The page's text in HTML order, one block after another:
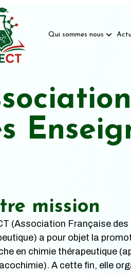
Qui sommes nous
mission
(Association Française
a pour objet la
en chimie thérapeutique
A cette fin, elle